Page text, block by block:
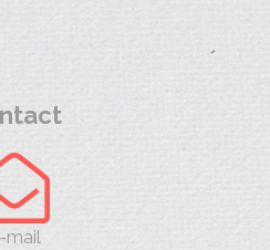
mail